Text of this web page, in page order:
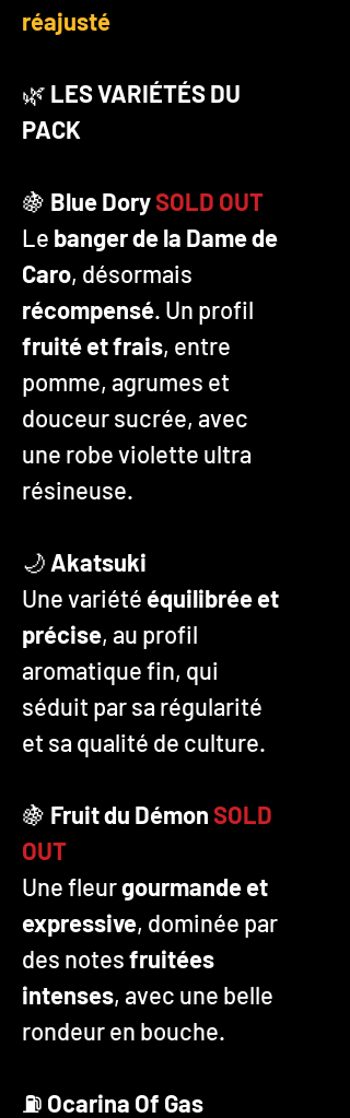
réajusté
🌿 LES VARIÉTÉS DU
PACK
🍇 Blue DorySOLD OUT
Le banger de la Dame de
Caro, désormais
récompensé. Un profil
fruité et frais, entre
pomme, agrumes et
douceur sucrée, avec
une robe violette ultra
résineuse.
🌙 Akatsuki
Une variété équilibrée et
précise, au profil
aromatique fin, qui
séduit par sa régularité
et sa qualité de culture.
🍇 Fruit du DémonSOLD
OUT
Une fleurgourmande et
expressive, dominée par
des notesfruitées
intenses, avec une belle
rondeur en bouche.
⛽ Ocarina Of Gas